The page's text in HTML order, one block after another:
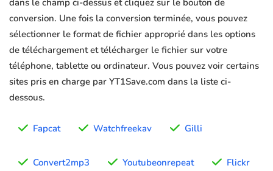
dans le champ ci-dessus et cliquez sur le bouton de
conversion. Une fois la conversion terminée, vous pouvez
sélectionner le format de fichier approprié dans les options
de téléchargement et télécharger le fichier sur votre
téléphone, tablette ou ordinateur. Vous pouvez voir certains
sites pris en charge par YT1Save.com dans la liste ci-
dessous.
Fapcat Watchfreekav Gilli
Convert2mp3 Youtubeonrepeat Flickr